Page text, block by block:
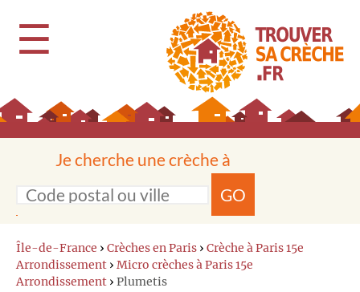
☰
Je cherche une crèche à
GO
Île-de-France › Crèches en Paris › Crèche à Paris 15e
Arrondissement › Micro crèches à Paris 15e
Arrondissement › Plumetis